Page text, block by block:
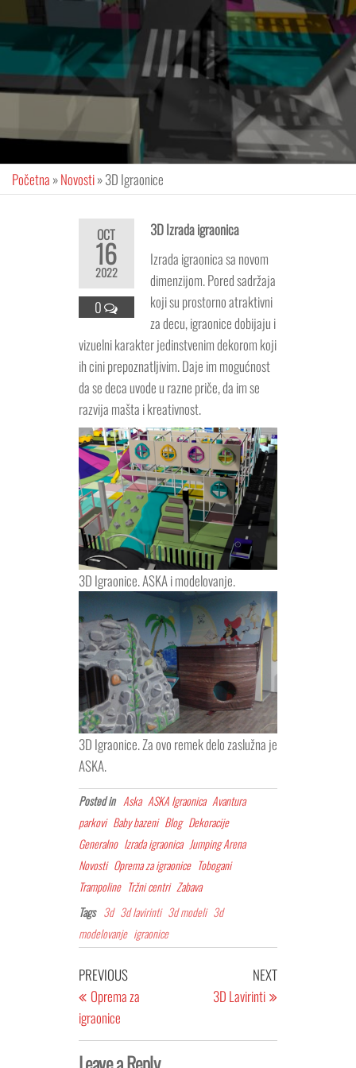
Početna »Novosti»3D Igraonice
OCT
16
2022
0
3D Izrada igraonica
Izrada igraonica sa novom
dimenzijom. Pored sadržaja
koji su prostorno atraktivni
za decu, igraonice dobijaju i
vizuelni karakter jedinstvenim dekorom koji
ih cini prepoznatljivim. Daje im mogućnost
da se deca uvode u razne priče, da im se
razvija mašta i kreativnost.
3D Igraonice. ASKA i modelovanje.
3D Igraonice. Za ovo remek delo zaslužna je
ASKA.
Posted in Aska ASKA Igraonica Avantura
parkovi Baby bazeni Blog Dekoracije
Generalno Izrada igraonica Jumping Arena
Novosti Oprema za igraonice Tobogani
Trampoline Tržni centri Zabava
Tags 3d 3d lavirinti 3d modeli 3d
modelovanje igraonice
Post
navigation
Previous
Post
PREVIOUS
Oprema za
igraonice
Next
Post
NEXT
3D Lavirinti